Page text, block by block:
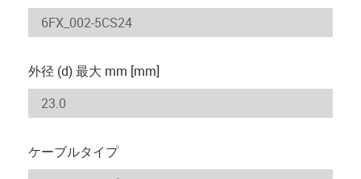
外径 (d) 最大 mm [mm]
ケーブルタイプ